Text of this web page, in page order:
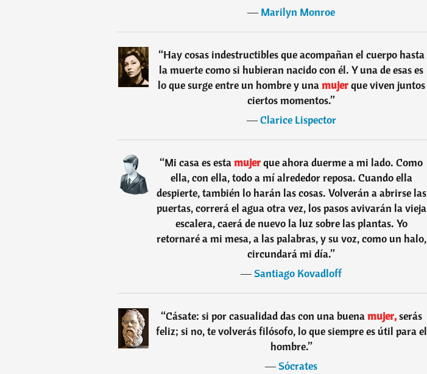
―Marilyn Monroe
“Hay cosas indestructibles que acompañan el cuerpo hasta
la muerte como si hubieran nacido con él. Y una de esas es
lo que surge entre un hombre y unamujerque viven juntos
ciertos momentos.”
―Clarice Lispector
“Mi casa es estamujerque ahora duerme a mi lado. Como
ella, con ella, todo a mí alrededor reposa. Cuando ella
despierte, también lo harán las cosas. Volverán a abrirse las
puertas, correrá el agua otra vez, los pasos avivarán la vieja
escalera, caerá de nuevo la luz sobre las plantas. Yo
retornaré a mi mesa, a las palabras, y su voz, como un halo,
circundará mi día.”
―Santiago Kovadloff
“Cásate: si por casualidad das con una buenamujer,serás
feliz; si no, te volverás filósofo, lo que siempre es útil para el
hombre.”
―Sócrates